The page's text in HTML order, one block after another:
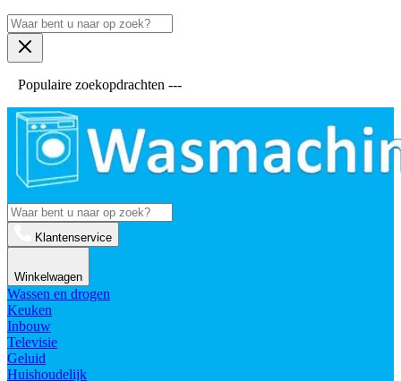
Populaire zoekopdrachten ---
Klantenservice
Winkelwagen
Wassen en drogen
Keuken
Inbouw
Televisie
Geluid
Huishoudelijk